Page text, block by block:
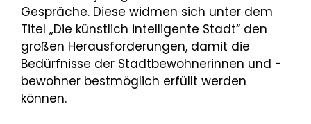
Gespräche. Diese widmen sich unter dem
Titel „Die künstlich intelligente Stadt“ den
großen Herausforderungen, damit die
Bedürfnisse der Stadtbewohnerinnen und -
bewohner bestmöglich erfüllt werden
können.